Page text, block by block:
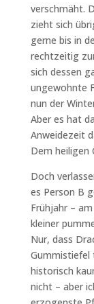
verschmäht.
zieht sich
gerne bis in
rechtzeitig
sich dessen
ungewohnte
nun der
Aber es hat
Anweidezeit
Dem heiligen
Doch
es Person B
Frühjahr –
kleiner
Nur, dass
Gummistiefel
historisch
nicht – aber